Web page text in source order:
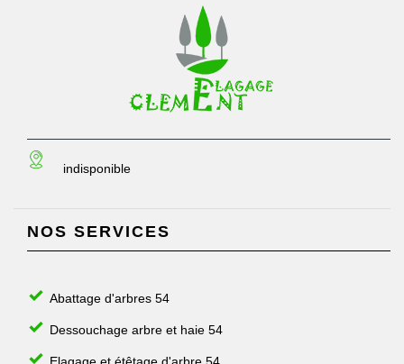
indisponible
NOS SERVICES
Abattage d'arbres 54
Dessouchage arbre et haie 54